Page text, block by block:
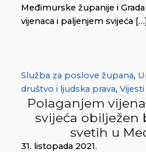
Međimurske županije i
vijenaca i paljenjem svijeća
Služba za poslove župana,
društvo i ljudska prava, Vijesti
Polaganjem
svijeća obilježen
svetih u
31. listopada 2021.